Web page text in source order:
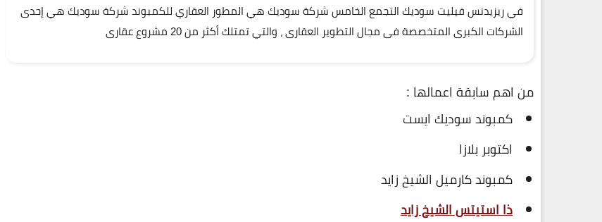
في ريزيدنس فيليت سوديك التجمع الخامسشركة سوديكهي المطور العقاري للكمبوندشركة سوديكهي إحدى
الشركات الكبرى المتخصصة فى مجال التطوير العقارى ، والتي تمتلك أكثر من 20 مشروع عقارى
من اهم سابقة اعمالها :
كمبوند سوديك ايست
اكتوبر بلازا
كمبوند كارميل الشيخ زايد
ذا استيتس الشيخ زايد